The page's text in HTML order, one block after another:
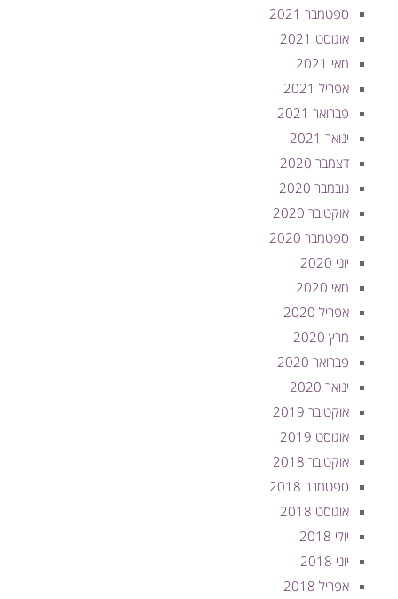
ספטמבר 2021
אוגוסט 2021
מאי 2021
אפריל 2021
פברואר 2021
ינואר 2021
דצמבר 2020
נובמבר 2020
אוקטובר 2020
ספטמבר 2020
יוני 2020
מאי 2020
אפריל 2020
מרץ 2020
פברואר 2020
ינואר 2020
אוקטובר 2019
אוגוסט 2019
אוקטובר 2018
ספטמבר 2018
אוגוסט 2018
יולי 2018
יוני 2018
אפריל 2018